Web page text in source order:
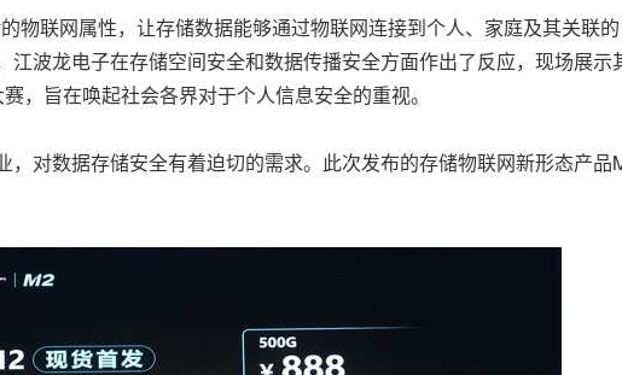
物联网属性，让存储数据能够通过物联网连接到个人、家庭及其关联
波龙电子在存储空间安全和数据传播安全方面作出了反应，现场展
，旨在唤起社会各界对于个人信息安全的重视。
对数据存储安全有着迫切的需求。此次发布的存储物联网新形态产品